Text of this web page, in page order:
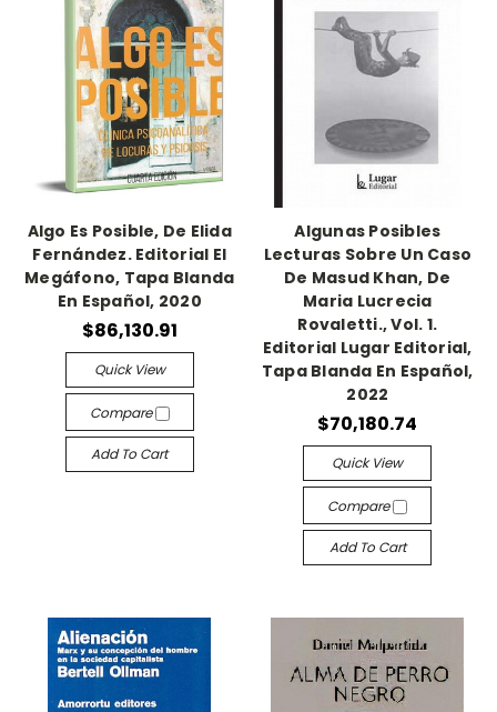
Algo Es Posible, De Elida
Fernández. Editorial El
Megáfono, Tapa Blanda
En Español, 2020
$86,130.91
Quick View
Compare
Add To Cart
Algunas Posibles
Lecturas Sobre Un Caso
De Masud Khan, De
Maria Lucrecia
Rovaletti., Vol. 1.
Editorial Lugar Editorial,
Tapa Blanda En Español,
2022
$70,180.74
Quick View
Compare
Add To Cart